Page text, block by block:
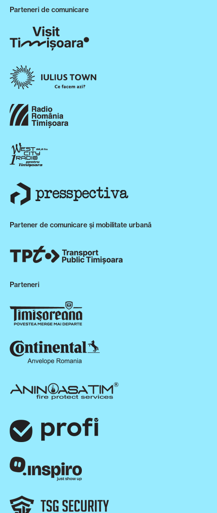
Parteneri de comunicare
Partener de comunicare și mobilitate urbană
Parteneri